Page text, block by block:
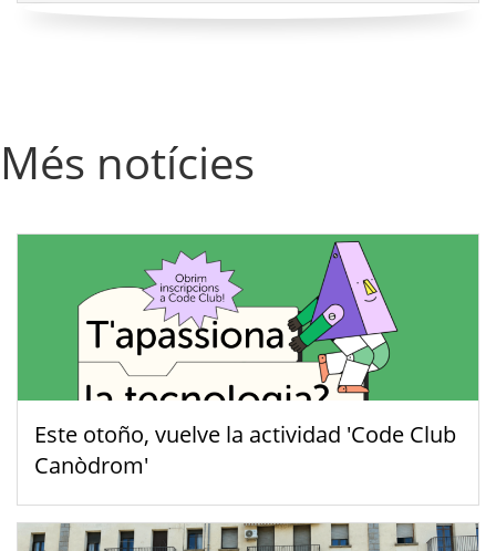
Més notícies
Este otoño, vuelve la actividad 'Code Club
Canòdrom'